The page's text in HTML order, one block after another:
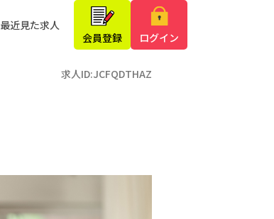
最近見た求人
会員登録
ログイン
求人ID:JCFQDTHAZ